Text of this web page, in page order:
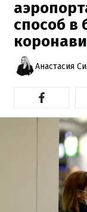
способ в
Анастасия